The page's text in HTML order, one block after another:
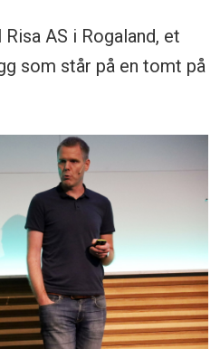
AS i Rogaland, et
som står på en tomt på